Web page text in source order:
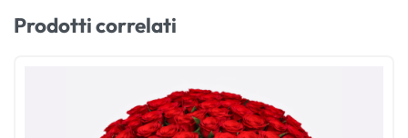
Prodotti correlati